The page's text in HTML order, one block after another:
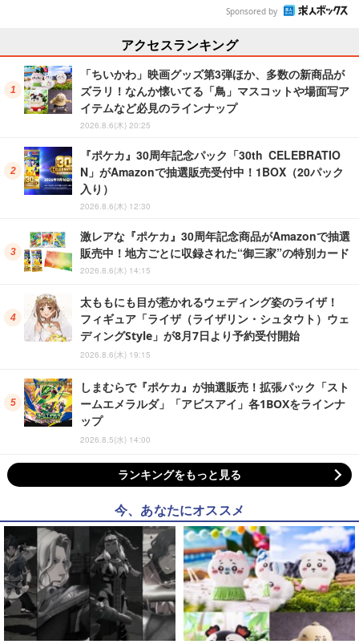
Sponsored by
アクセスランキング
「ちいかわ」映画グッズ第3弾ほか、多数の新商品が
ズラリ！なんか懐いてる「鳥」マスコットや場面写ア
イテムなど必見のラインナップ
2026.8.6(木) 20:25
『ポケカ』30周年記念パック「30th CELEBRATIO
N」がAmazonで抽選販売受付中！1BOX（20パック
入り）
2026.8.6(木) 12:30
激レアな『ポケカ』30周年記念商品がAmazonで抽選
販売中！地方ごとに収録された“御三家”の特別カード
2026.8.6(木) 14:15
太ももにも目が惹かれるウェディング姿のライザ！
フィギュア「ライザ（ライザリン・シュタウト）ウェ
ディングStyle」が8月7日より予約受付開始
2026.8.6(木) 19:15
しまむらで『ポケカ』が抽選販売！拡張パック「スト
ームエメラルダ」「アビスアイ」各1BOXをラインナ
ップ
2026.8.5(水) 14:00
ランキングをもっと見る
今、あなたにオススメ